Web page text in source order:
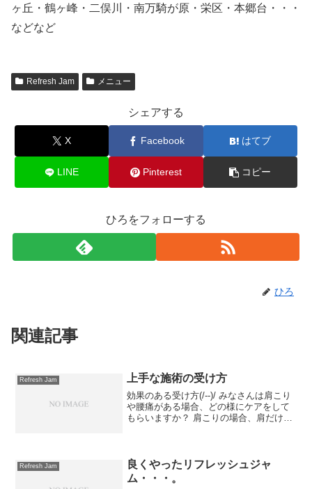
ヶ丘・鶴ヶ峰・二俣川・南万騎が原・栄区・本郷台・・・
などなど
Refresh Jam メニュー
シェアする
X Facebook はてブ
LINE Pinterest コピー
ひろをフォローする
ひろ
関連記事
Refresh Jam 上手な施術の受け方
効果のある受け方(/--)/ みなさんは肩こり
や腰痛がある場合、どの様にケアをして
もらいますか？ 肩こりの場合、肩だけや
腰が...
Refresh Jam
良くやったリフレッシュジャ
ム・・・。